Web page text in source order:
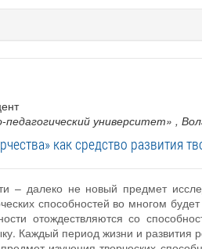
университет» ,
как средство развития
– далеко не новый предмет
способностей во многом
отождествляются со
Каждый период жизни и